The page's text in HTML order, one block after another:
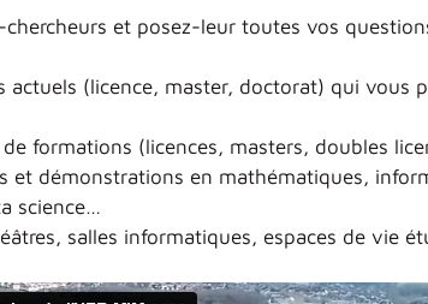
et posez-leur toutes vos
actuels (licence, master, doctorat) qui vous
formations (licences, masters, doubles
et démonstrations en mathématiques,
science…
salles informatiques, espaces de vie